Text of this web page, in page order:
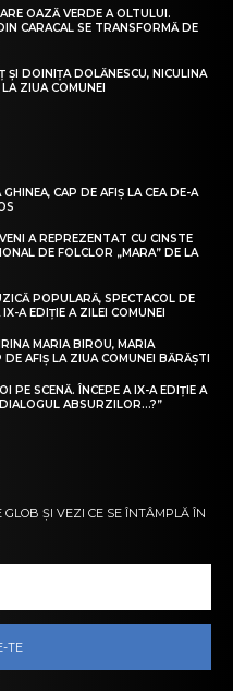
OAZĂ VERDE A OLTULUI.
CARACAL SE TRANSFORMĂ DE
ȘI DOINIȚA DOLĂNESCU, NICULINA
ZIUA COMUNEI
CAP DE AFIȘ LA CEA DE-A
A REPREZENTAT CU CINSTE
DE FOLCLOR „MARA” DE LA
POPULARĂ, SPECTACOL DE
A EDIȚIE A ZILEI COMUNEI
MARIA BIROU, MARIA
AFIȘ LA ZIUA COMUNEI BĂRĂȘTI
PE SCENĂ. ÎNCEPE A IX-A EDIȚIE A
ABSURZILOR…?”
GLOB ȘI VEZI CE SE ÎNTÂMPLĂ ÎN
TE